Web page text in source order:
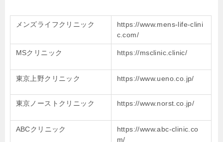
メンズライフクリニック
https://www.mens-life-clini
c.com/
MSクリニック https://msclinic.clinic/
東京上野クリニック https://www.ueno.co.jp/
東京ノーストクリニック https://www.norst.co.jp/
ABCクリニック
https://www.abc-clinic.co
m/